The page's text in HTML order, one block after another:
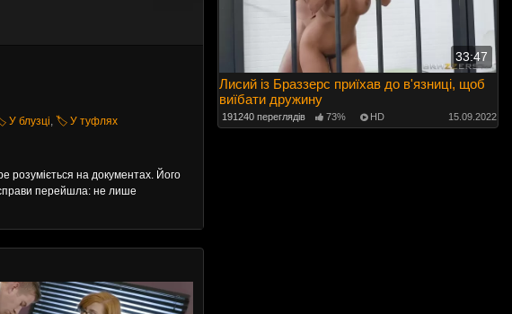
У блузці, 🏷️ У туфлях
розуміється на документах. Його
перейшла: не лише
33:47
Лисий із Браззерс приїхав до в'язниці, щоб
виїбати дружину
191240 переглядів 73% HD 15.09.2022